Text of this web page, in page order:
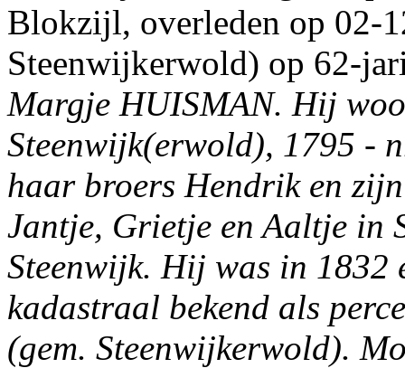
Blokzijl, overleden op 02-
Steenwijkerwold) op 62-
Margje HUISMAN. Hij
Steenwijk(erwold), 1795 -
haar broers Hendrik en
Jantje, Grietje en Aaltje in
Steenwijk. Hij was in 1832
kadastraal bekend als
(gem. Steenwijkerwold).